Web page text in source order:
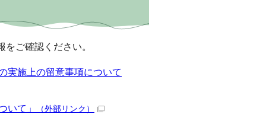
ご確認ください。
実施上の留意事項について
いて」 （外部リンク）